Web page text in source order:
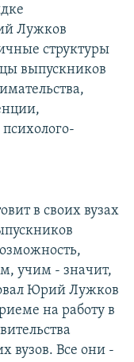
Лужков
структуры
выпускников
в своих вузах
учим - значит,
Юрий Лужков
на работу в
вузов. Все они -